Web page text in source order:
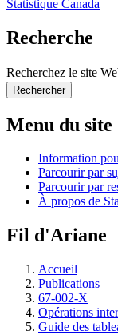
Statistique Canada
Recherche
Recherchez le site
Menu du site
Information
Parcourir par
Parcourir par
À propos de
Fil d'Ariane
Accueil
Publications
67-002-X
Opérations
Guide des